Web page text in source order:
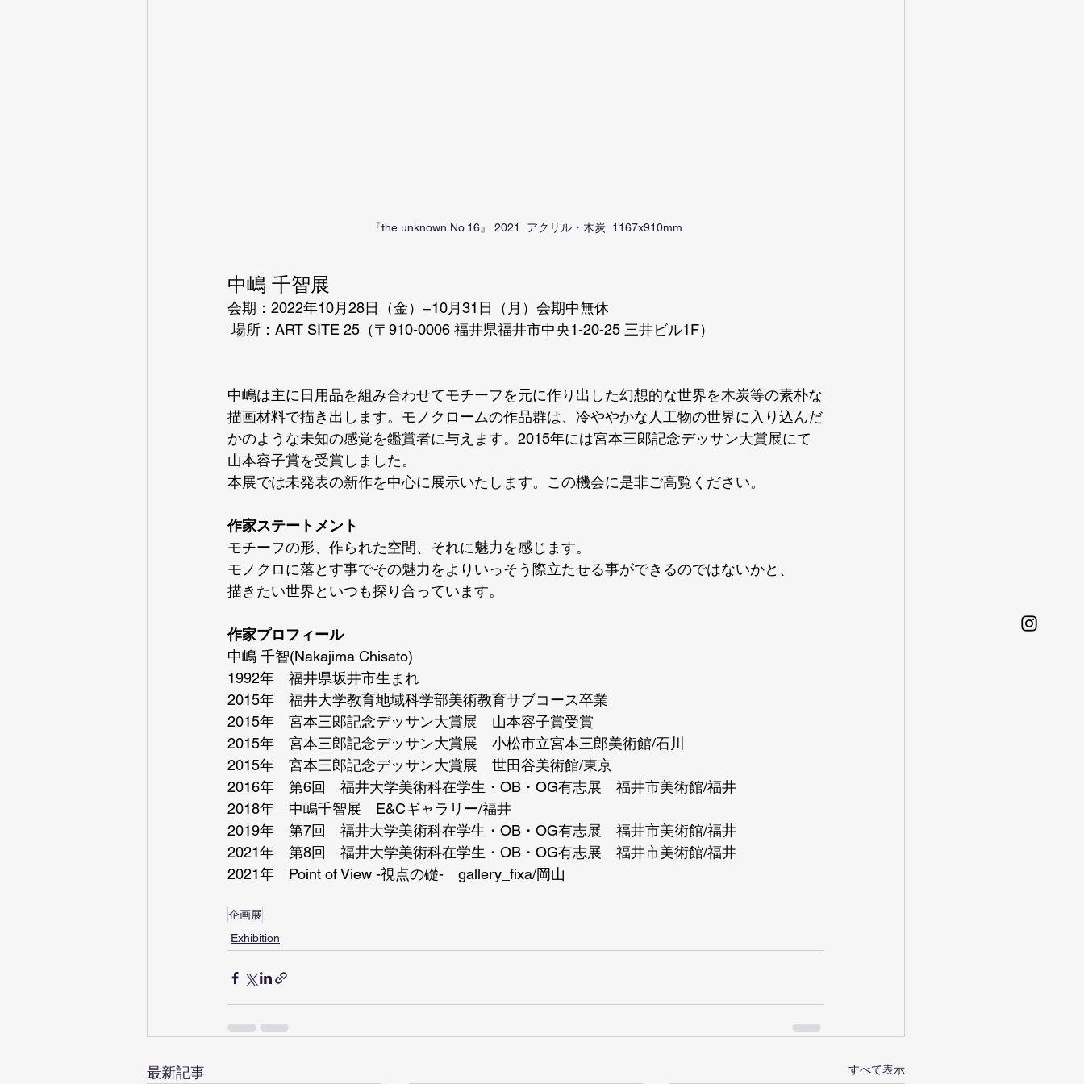
『the unknown No.16』 2021  アクリル・木炭  1167x910mm
中嶋 千智展
会期：2022年10月28日（金）−10月31日（月）会期中無休
場所：ART SITE 25（〒910-0006 福井県福井市中央1-20-25 三井ビル1F）
中嶋は主に日用品を組み合わせてモチーフを元に作り出した幻想的な世界を木炭等の素朴な
描画材料で描き出します。モノクロームの作品群は、冷ややかな人工物の世界に入り込んだ
かのような未知の感覚を鑑賞者に与えます。2015年には宮本三郎記念デッサン大賞展にて
山本容子賞を受賞しました。
本展では未発表の新作を中心に展示いたします。この機会に是非ご高覧ください。
作家ステートメント
モチーフの形、作られた空間、それに魅力を感じます。
モノクロに落とす事でその魅力をよりいっそう際立たせる事ができるのではないかと、
描きたい世界といつも探り合っています。
作家プロフィール
中嶋 千智(Nakajima Chisato)
1992年　福井県坂井市生まれ
2015年　福井大学教育地域科学部美術教育サブコース卒業
2015年　宮本三郎記念デッサン大賞展　山本容子賞受賞
2015年　宮本三郎記念デッサン大賞展　小松市立宮本三郎美術館/石川
2015年　宮本三郎記念デッサン大賞展　世田谷美術館/東京
2016年　第6回　福井大学美術科在学生・OB・OG有志展　福井市美術館/福井
2018年　中嶋千智展　E&Cギャラリー/福井
2019年　第7回　福井大学美術科在学生・OB・OG有志展　福井市美術館/福井
2021年　第8回　福井大学美術科在学生・OB・OG有志展　福井市美術館/福井
2021年　Point of View -視点の礎-　gallery_fixa/岡山
企画展
Exhibition
最新記事 すべて表示